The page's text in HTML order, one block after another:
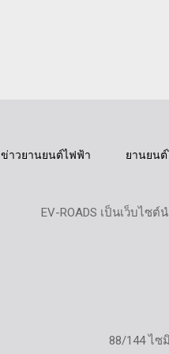
ข่าวยานยนต์ไฟฟ้า ยานยน
EV-ROADS เป็นเว็บไ
88/144 ไ